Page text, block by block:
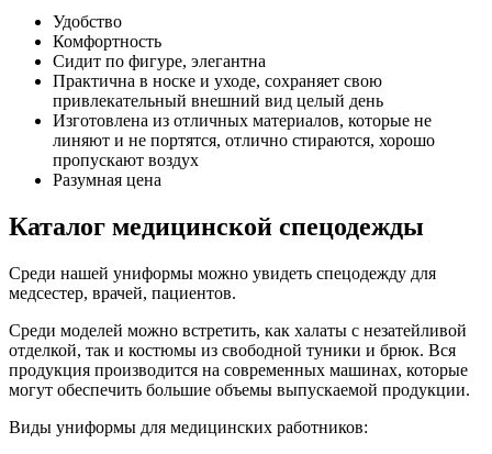
Удобство
Комфортность
Сидит по фигуре, элегантна
Практична в носке и уходе, сохраняет свою
привлекательный внешний вид целый день
Изготовлена из отличных материалов, которые не
линяют и не портятся, отлично стираются, хорошо
пропускают воздух
Разумная цена
Каталог медицинской спецодежды
Среди нашей униформы можно увидеть спецодежду для
медсестер, врачей, пациентов.
Среди моделей можно встретить, как халаты с незатейливой
отделкой, так и костюмы из свободной туники и брюк. Вся
продукция производится на современных машинах, которые
могут обеспечить большие объемы выпускаемой продукции.
Виды униформы для медицинских работников: